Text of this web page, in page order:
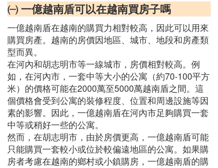
㈠ 一億越南盾可以在越南買房子嗎
一億越南盾在越南的購買力相對較高，因此可以用來
購買房產。越南的房價因地區、城市、地段和房產類
型而異。
在河內和胡志明市等一線城市，房價相對較高。例
如，在河內市，一套中等大小的公寓（約70-100平方
米）的價格可能在2000萬至5000萬越南盾之間。這
個價格會受到公寓的裝修程度、位置和周邊設施等因
素的影響。因此，一億越南盾在河內市足夠購買一套
中等或稍好一些的公寓。
然而，在胡志明市，由於房價更高，一億越南盾可能
只能購買一套較小或位於較偏遠地區的公寓。如果購
房者考慮在越南的鄉村或小鎮購房，一億越南盾的購